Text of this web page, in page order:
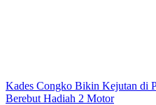
Kades Congko Bikin Kejutan di
Berebut Hadiah 2 Motor